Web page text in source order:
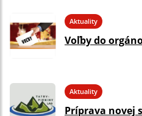
Aktuality
Voľby do
Aktuality
Príprava novej